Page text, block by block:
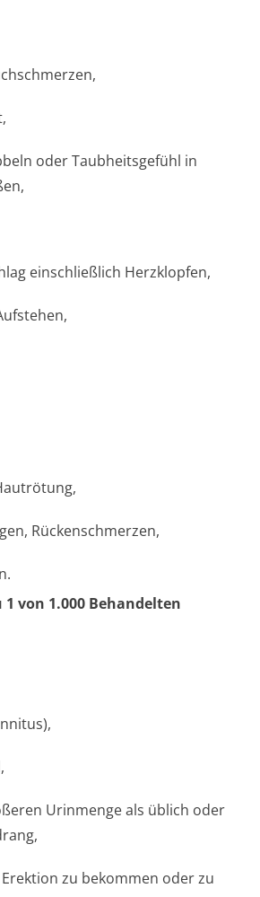
oder Taubheitsgefühl in
einschließlich Herzklopfen,
Rückenschmerzen,
von 1.000 Behandelten
Urinmenge als üblich oder
zu bekommen oder zu